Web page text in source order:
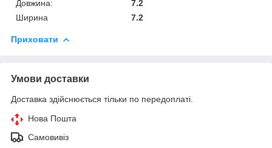
Довжина:
7.2
Ширина
7.2
Приховати
Умови доставки
Доставка здійснюється тільки по передоплаті.
Нова Пошта
Самовивіз